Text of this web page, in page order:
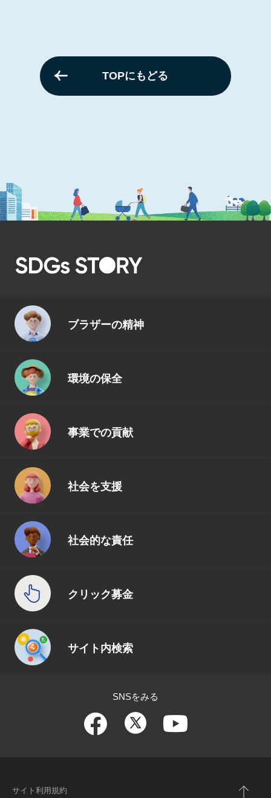
TOPにもどる
ブラザーの精神
環境の保全
事業での貢献
社会を支援
社会的な責任
クリック募金
サイト内検索
SNSをみる
サイト利用規約